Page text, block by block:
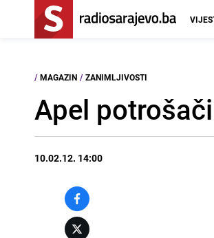
/ MAGAZIN / ZANIMLJIVOSTI
Apel
10.02.12. 14:00